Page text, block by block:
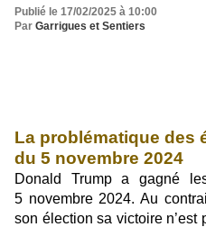
Publié le 17/02/2025 à 10:00
Par Garrigues et Sentiers
La problématique des
du 5 novembre 2024
Donald Trump a gagné
5 novembre 2024. Au
son élection sa victoire n’est